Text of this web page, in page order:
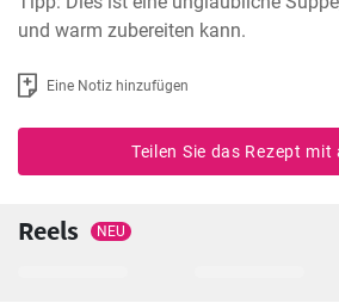
und warm zubereiten kann.
Eine Notiz hinzufügen
Teilen Sie das Rezept mit
Reels NEU